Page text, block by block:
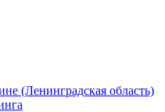
(Ленинградская область)